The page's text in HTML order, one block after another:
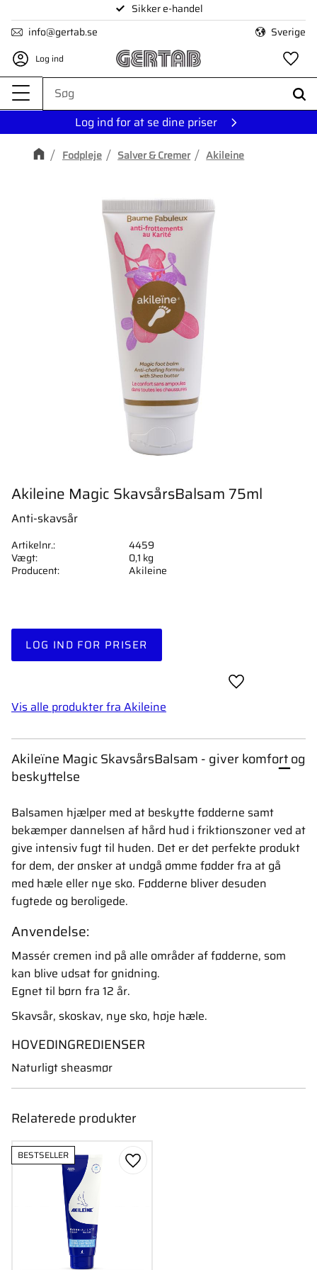
Menu
Sikker e-handel
info@gertab.se
Sverige
Log ind
Log ind for at se dine priser
Fodpleje Salver & Cremer Akileine
Akileine Magic SkavsårsBalsam 75ml
Anti-skavsår
LOG IND FOR PRISER
Gem som
Artikelnr.
4459
Vægt
0,1 kg
Producent
Akileine
Vis alle produkter fra Akileine
Akileïne Magic SkavsårsBalsam - giver komfort og
beskyttelse
Balsamen hjælper med at beskytte fødderne samt
bekæmper dannelsen af hård hud i friktionszoner ved at
give intensiv fugt til huden. Det er det perfekte produkt
for dem, der ønsker at undgå ømme fødder fra at gå
med hæle eller nye sko. Fødderne bliver desuden
fugtede og beroligede.
Anvendelse:
Massér cremen ind på alle områder af fødderne, som
kan blive udsat for gnidning.
Egnet til børn fra 12 år.
Skavsår, skoskav, nye sko, høje hæle.
HOVEDINGREDIENSER
Naturligt sheasmør
Relaterede produkter
BESTSELLER
Gem som favorit